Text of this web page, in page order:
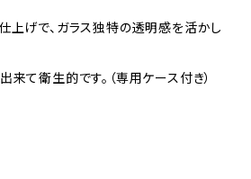
上げで、ガラス独特の透明感を活かし
来て衛生的です。（専用ケース付き）